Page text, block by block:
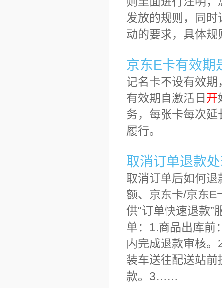
发放的规则，同
动的要求，具体
京东E卡有效期
记名卡不设有效
有效期自激活日 开
务，每张卡每次
履行。
取消订单退款
取消订单后如何
额、京东卡/京东E
供“订单快速退款”
单：1.商品出库前
内完成退款审核
装车送往配送站
款。3……